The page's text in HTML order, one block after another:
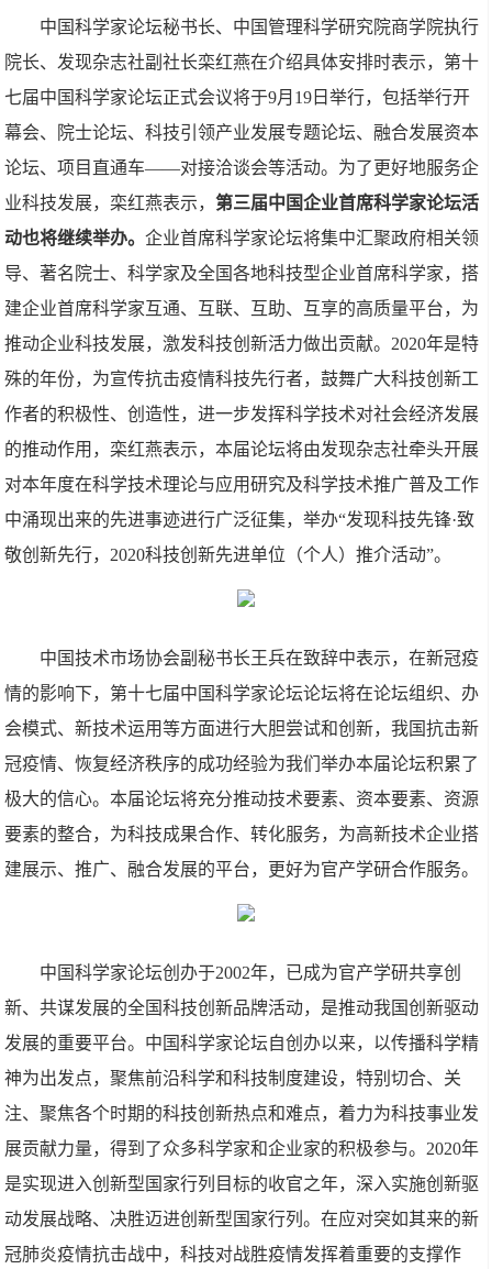
中国科学家论坛秘书长、中国管理科学研究院商学院执行
院长、发现杂志社副社长栾红燕在介绍具体安排时表示，第十
七届中国科学家论坛正式会议将于9月19日举行，包括举行开
幕会、院士论坛、科技引领产业发展专题论坛、融合发展资本
论坛、项目直通车——对接洽谈会等活动。为了更好地服务企
业科技发展，栾红燕表示，第三届中国企业首席科学家论坛活
动也将继续举办。企业首席科学家论坛将集中汇聚政府相关领
导、著名院士、科学家及全国各地科技型企业首席科学家，搭
建企业首席科学家互通、互联、互助、互享的高质量平台，为
推动企业科技发展，激发科技创新活力做出贡献。2020年是特
殊的年份，为宣传抗击疫情科技先行者，鼓舞广大科技创新工
作者的积极性、创造性，进一步发挥科学技术对社会经济发展
的推动作用，栾红燕表示，本届论坛将由发现杂志社牵头开展
对本年度在科学技术理论与应用研究及科学技术推广普及工作
中涌现出来的先进事迹进行广泛征集，举办“发现科技先锋·致
敬创新先行，2020科技创新先进单位（个人）推介活动”。
中国技术市场协会副秘书长王兵在致辞中表示，在新冠疫
情的影响下，第十七届中国科学家论坛论坛将在论坛组织、办
会模式、新技术运用等方面进行大胆尝试和创新，我国抗击新
冠疫情、恢复经济秩序的成功经验为我们举办本届论坛积累了
极大的信心。本届论坛将充分推动技术要素、资本要素、资源
要素的整合，为科技成果合作、转化服务，为高新技术企业搭
建展示、推广、融合发展的平台，更好为官产学研合作服务。
中国科学家论坛创办于2002年，已成为官产学研共享创
新、共谋发展的全国科技创新品牌活动，是推动我国创新驱动
发展的重要平台。中国科学家论坛自创办以来，以传播科学精
神为出发点，聚焦前沿科学和科技制度建设，特别切合、关
注、聚焦各个时期的科技创新热点和难点，着力为科技事业发
展贡献力量，得到了众多科学家和企业家的积极参与。2020年
是实现进入创新型国家行列目标的收官之年，深入实施创新驱
动发展战略、决胜迈进创新型国家行列。在应对突如其来的新
冠肺炎疫情抗击战中，科技对战胜疫情发挥着重要的支撑作